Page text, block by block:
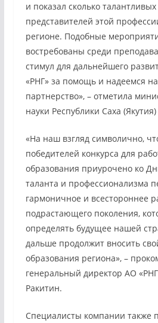
и показал сколько
представителей этой
регионе. Подобные
востребованы среди
стимул для дальнейшего
«РНГ» за помощь и надеемся
партнерство», – отметила
науки Республики Саха
«На наш взгляд символично,
победителей конкурса для
образования приурочено ко
таланта и профессионализма
гармоничное и всестороннее
подрастающего поколения,
определять будущее нашей
дальше продолжит вносить
образования региона», –
генеральный директор АО
Ракитин.
Специалисты компании также